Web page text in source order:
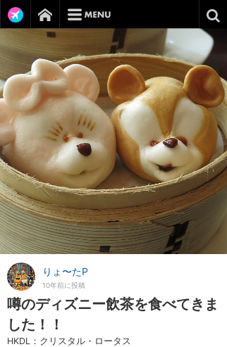
りょ〜たP
10年前に投稿
噂のディズニー飲茶を食べてきま
した！！
HKDL：クリスタル・ロータス